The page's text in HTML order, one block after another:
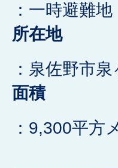
：一時避難地
所在地
：泉佐野市
面積
：9,300平方